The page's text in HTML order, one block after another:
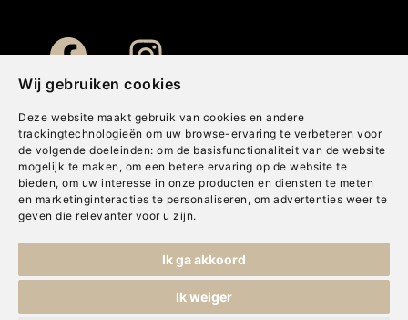
Wij gebruiken cookies
Deze website maakt gebruik van cookies en andere
trackingtechnologieën om uw browse-ervaring te verbeteren voor
de volgende doeleinden: om de basisfunctionaliteit van de website
mogelijk te maken , om een betere ervaring op de website te
bieden, om uw interesse in onze producten en diensten te meten
en marketinginteracties te personaliseren , om advertenties weer te
geven die relevanter voor u zijn.
Ik ga akkoord
Ik weiger
Cookies